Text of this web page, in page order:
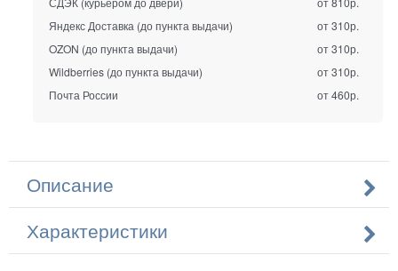
Яндекс Доставка (до пункта выдачи)
от 310р.
OZON (до пункта выдачи)
от 310р.
Wildberries (до пункта выдачи)
от 310р.
Почта России
от 460р.
Описание
Характеристики